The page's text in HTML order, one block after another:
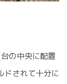
の中央に配置
ドされて十分に